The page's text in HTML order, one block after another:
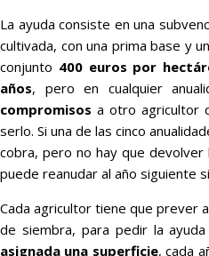
La ayuda consiste en una
cultivada, con una prima base y
conjunto 400 euros por
años, pero en cualquier
compromisos a otro agricultor
serlo. Si una de las cinco
cobra, pero no hay que
puede reanudar al año siguiente
Cada agricultor tiene que prever
de siembra, para pedir la
asignada una superficie, cada